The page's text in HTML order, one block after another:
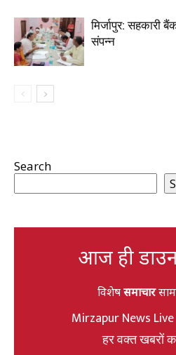
मिर्जापुर: सहकारी
संपन्न
Search
आज ही
विशेषसमाचार
Mirzapur News
हर वक्त खबरों